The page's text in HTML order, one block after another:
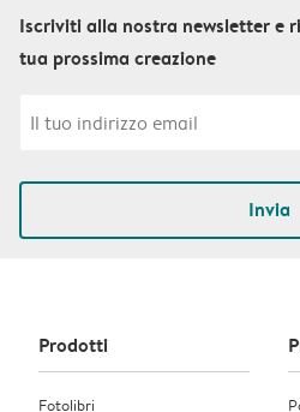
Iscriviti alla nostra newsletter e
tua prossima creazione
Invia
Prodotti
Fotolibri